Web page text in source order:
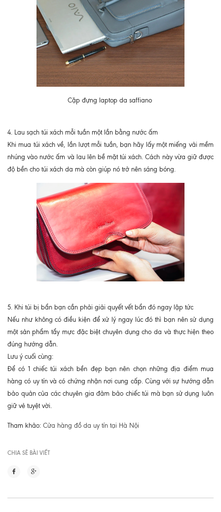
Cặp đựng laptop da saffiano
4. Lau sạch túi xách mỗi tuần một lần bằng nước ấm
Khi mua túi xách về, lần lượt mỗi tuần, bạn hãy lấy một miếng vải mềm
nhúng vào nước ấm và lau lên bề mặt túi xách. Cách này vừa giữ được
độ bền cho túi xách da mà còn giúp nó trở nên sáng bóng.
5. Khi túi bị bẩn bạn cần phải giải quyết vết bẩn đó ngay lập tức
Nếu như không có điều kiện để xử lý ngay lúc đó thì bạn nên sử dụng
một sản phẩm tẩy mực đặc biệt chuyên dụng cho da và thực hiện theo
đúng hướng dẫn.
Lưu ý cuối cùng:
Để có 1 chiếc túi xách bền đẹp bạn nên chọn những địa điểm mua
hàng có uy tín và có chứng nhận nơi cung cấp. Cùng với sự hướng dẫn
bảo quản của các chuyên gia đảm bảo chiếc túi mà bạn sử dụng luôn
giữ vẻ tuyệt vời.
Tham khảo: Cửa hàng đồ da uy tín tại Hà Nội
CHIA SẼ BÀI VIẾT